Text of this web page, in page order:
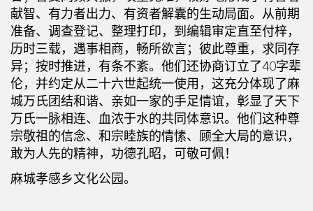
献智、有力者出力、有资者解囊的生动局面。从前期
准备、调查登记、整理打印，到编辑审定直至付梓，
历时三载，遇事相商，畅所欲言；彼此尊重，求同存
异；按时推进，有条不紊。他们还协商订立了40字辈
伦，并约定从二十六世起统一使用，这充分体现了麻
城万氏团结和谐、亲如一家的手足情谊，彰显了天下
万氏一脉相连、血浓于水的共同体意识。他们这种尊
宗敬祖的信念、和宗睦族的情愫、顾全大局的意识，
敢为人先的精神，功德孔昭，可敬可佩！
麻城孝感乡文化公园。